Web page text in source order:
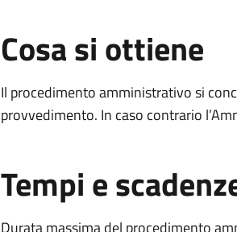
Cosa si ottiene
Il procedimento amministrativo si
provvedimento. In caso contrario
Tempi e
Durata massima del procedimento